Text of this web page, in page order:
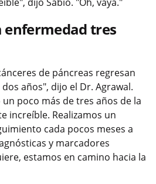
enfermedad tres
de páncreas regresan
años", dijo el Dr. Agrawal.
poco más de tres años de la
increíble. Realizamos un
cada pocos meses a
y marcadores
estamos en camino hacia la